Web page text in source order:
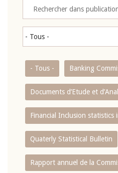
- Tous - Banking
Documents d’Etude et
Financial Inclusion statistics
Quaterly Statistical Bulletin
Rapport annuel de la